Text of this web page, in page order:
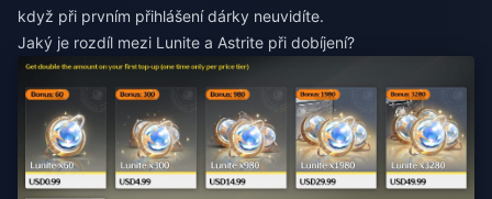
když při prvním přihlášení dárky neuvidíte.
Jaký je rozdíl mezi Lunite a Astrite při dobíjení?